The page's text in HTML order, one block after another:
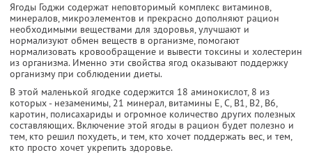
Ягоды Годжи содержат неповторимый комплекс витаминов,
минералов, микроэлементов и прекрасно дополняют рацион
необходимыми веществами для здоровья, улучшают и
нормализуют обмен веществ в организме, помогают
нормализовать кровообращение и вывести токсины и холестерин
из организма. Именно эти свойства ягод оказывают поддержку
организму при соблюдении диеты.
В этой маленькой ягодке содержится 18 аминокислот, 8 из
которых - незаменимы, 21 минерал, витамины Е, С, В1, В2, В6,
каротин, полисахариды и огромное количество других полезных
составляющих. Включение этой ягоды в рацион будет полезно и
тем, кто решил похудеть, и тем, кто хочет поддержать вес, и тем,
кто просто хочет укрепить здоровье.